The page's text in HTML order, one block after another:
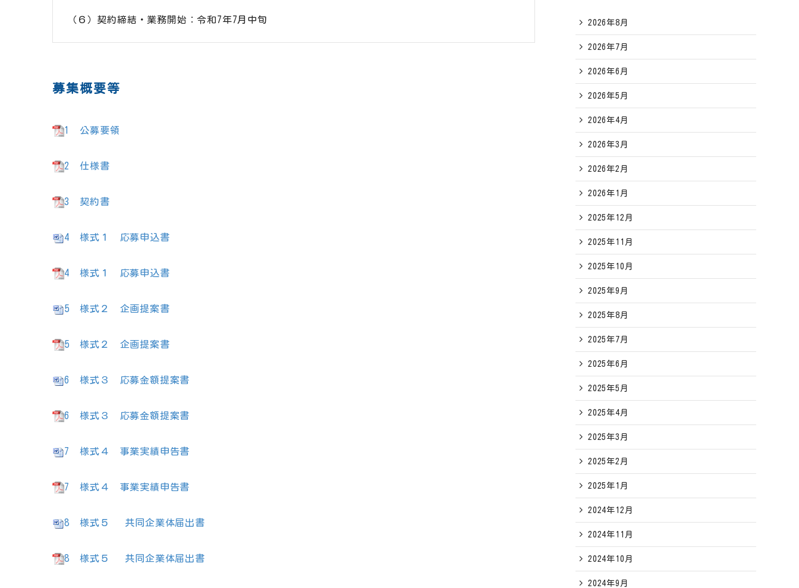
（６）契約締結・業務開始：令和7年7月中旬
募集概要等
1 公募要領
2 仕様書
3 契約書
4 様式１ 応募申込書
4 様式１ 応募申込書
5 様式２ 企画提案書
5 様式２ 企画提案書
6 様式３ 応募金額提案書
6 様式３ 応募金額提案書
7 様式４ 事業実績申告書
7 様式４ 事業実績申告書
8 様式５ 共同企業体届出書
8 様式５ 共同企業体届出書
2026年8月
2026年7月
2026年6月
2026年5月
2026年4月
2026年3月
2026年2月
2026年1月
2025年12月
2025年11月
2025年10月
2025年9月
2025年8月
2025年7月
2025年6月
2025年5月
2025年4月
2025年3月
2025年2月
2025年1月
2024年12月
2024年11月
2024年10月
2024年9月